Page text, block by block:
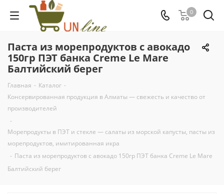
0
Паста из морепродуктов с авокадо
150гр ПЭТ банка Creme Le Mare
Балтийский берег
Главная - Каталог -
Консервированная продукция в Алматы — свежесть и качество от
производителей
-
Морепродукты в ПЭТ и стекле — салаты из морской капусты, пасты из
морепродуктов, имитированная икра
- Паста из морепродуктов с авокадо 150гр ПЭТ банка Creme Le Mare
Балтийский берег